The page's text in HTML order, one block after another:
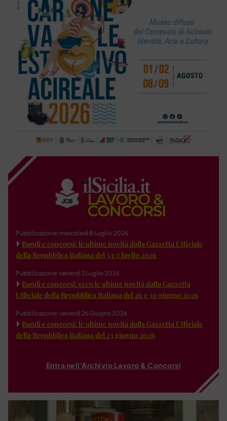
Pubblicazione: mercoledì 8 Luglio 2026
Bandi e concorsi: le ultime novità dalla Gazzetta Ufficiale
della Repubblica Italiana del 3 e 7 luglio 2026
Pubblicazione: venerdì 3 Luglio 2026
Bandi e concorsi: ecco le ultime novità dalla Gazzetta
Ufficiale della Repubblica Italiana del 26 e 30 giugno 2026
Pubblicazione: venerdì 26 Giugno 2026
Bandi e concorsi: le ultime novità dalla Gazzetta Ufficiale
della Repubblica Italiana del 23 giugno 2026
Entra nell'Archivio Lavoro & Concorsi